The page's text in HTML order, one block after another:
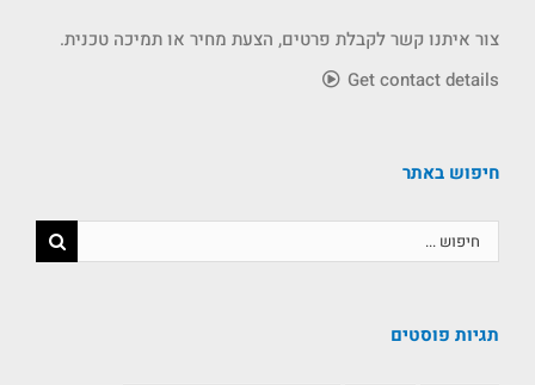
צור איתנו קשר לקבלת פרטים, הצעת מחיר או תמיכה טכנית.
Get contact details
חיפוש באתר
תגיות פוסטים